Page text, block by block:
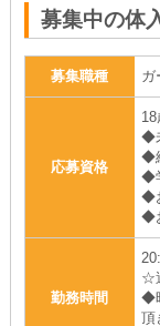
募集中の体
募集職種 ガ
応募資格
◆
◆
◆
◆
◆
勤務時間
☆
◆
頂